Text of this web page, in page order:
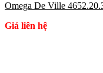
Omega De Ville
Giá liên hệ